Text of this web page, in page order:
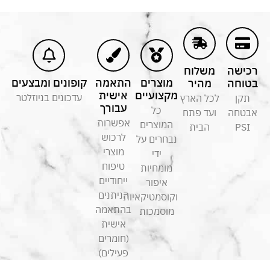
רכישה
בטוחה
תקן
אבטחה
PSI
משלוח
מהיר
לכל הארץ
ועד פתח
הבית
מוצרים
מקצועיים
כל
המוצרים
נבחרים על
ידי
מומחיות
איפור
וקוסמטיקאיות
מוסמכות
התאמה
אישית
עבורך
אפשרות
לרכוש
מוצרי
טיפוח
ייחודיים
הניתנים
בהתאמה
אישית
(חומרים
פעילים)
קופונים ומבצעים
עדכונים בניוזלטר